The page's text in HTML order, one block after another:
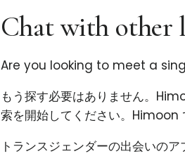
Chat with other
Are you looking to meet a
もう探す必要はありません。
索を開始してください。Himoon
トランスジェンダーの出会いの